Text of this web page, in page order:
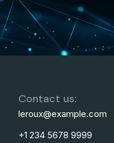
Contact us:
leroux@example.com
+1 234 5678 9999